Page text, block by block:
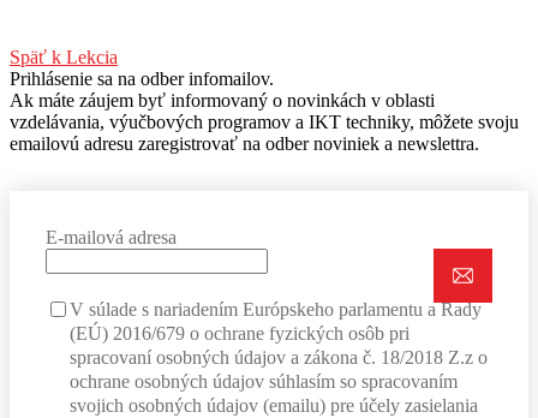
Späť k Lekcia
Prihlásenie sa na odber infomailov.
Ak máte záujem byť informovaný o novinkách v oblasti
vzdelávania, výučbových programov a IKT techniky, môžete svoju
emailovú adresu zaregistrovať na odber noviniek a newslettra.
E-mailová adresa
V súlade s nariadením Európskeho parlamentu a Rady
(EÚ) 2016/679 o ochrane fyzických osôb pri
spracovaní osobných údajov a zákona č. 18/2018 Z.z o
ochrane osobných údajov súhlasím so spracovaním
svojich osobných údajov (emailu) pre účely zasielania